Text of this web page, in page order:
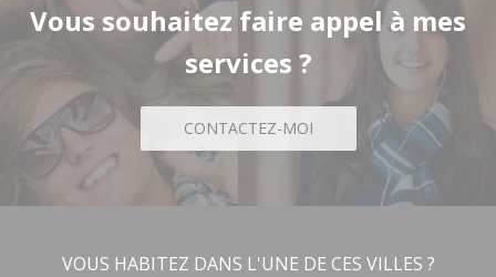
Vous souhaitez faire appel à mes
services ?
CONTACTEZ-MOI
VOUS HABITEZ DANS L'UNE DE CES VILLES ?